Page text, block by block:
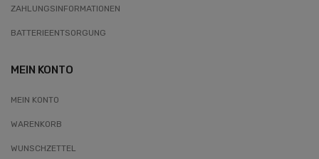
ZAHLUNGSINFORMATIONEN
BATTERIEENTSORGUNG
MEIN KONTO
MEIN KONTO
WARENKORB
WUNSCHZETTEL